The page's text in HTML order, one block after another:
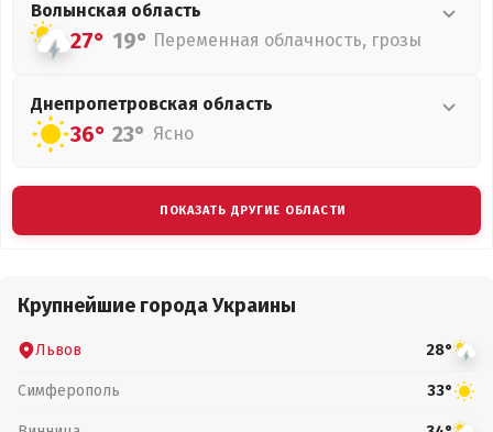
Волынская область
27° 19° Переменная облачность, грозы
Днепропетровская область
36° 23° Ясно
ПОКАЗАТЬ ДРУГИЕ ОБЛАСТИ
Крупнейшие города Украины
Львов 28°
Симферополь 33°